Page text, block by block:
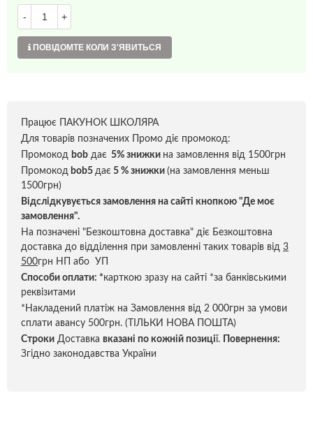
- +
ПОВІДОМТЕ КОЛИ З'ЯВИТЬСЯ
Працює ПАКУНОК ШКОЛЯРА
Для товарів позначених Промо діє промокод:
Промокод bob дає 5% знижки на замовлення від 1500грн
Промокод bob5 дає 5 % знижки (на замовлення меньш
1500грн)
Відслідкувується замовлення на сайті кнопкою "Де моє
замовлення".
На позначені "Безкоштовна доставка" діє Безкоштовна
доставка до відділення при замовленні таких товарів від 3
500грн НП або УП
Способи оплати: *карткою зразу на сайті *за банківськими
реквізитами
*Накладений платіж на Замовлення від 2 000грн за умови
сплати авансу 500грн. (ТІЛЬКИ НОВА ПОШТА)
Строки Доставка вказані по кожній позиції.
Повернення:
Згідно законодавства України